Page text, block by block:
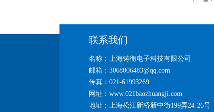
联系我们
名称：上海铸衡电子科技有限公司
邮箱：3068006483@qq.com
传真：021-61993269
网址：www.021baozhuangji.com
地址：上海松江新桥新中街199弄24-26号